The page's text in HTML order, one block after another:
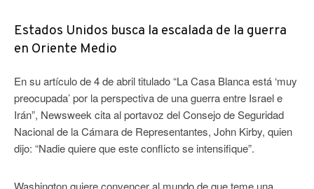
Estados Unidos busca la escalada de la guerra
en Oriente Medio
En su artículo de 4 de abril titulado “La Casa Blanca está ‘muy
preocupada’ por la perspectiva de una guerra entre Israel e
Irán”, Newsweek cita al portavoz del Consejo de Seguridad
Nacional de la Cámara de Representantes, John Kirby, quien
dijo: “Nadie quiere que este conflicto se intensifique”.
Washington quiere convencer al mundo de que teme una